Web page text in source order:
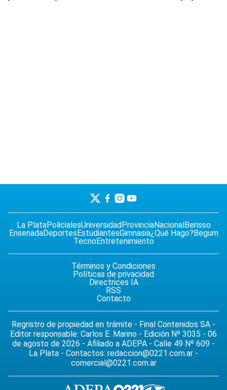
La PlataPolicialesUniversidadProvinciaNacionalBerisso
EnsenadaDeportesEstudiantesGimnasia¿Qué Hago?Begum
TecnoEntretenimiento
Términos y Condiciones
Políticas de privacidad
Directrices IA
RSS
Contacto
Regristro de propiedad en trámite - Final Contenidos SA -
Editor responsable: Carlos E. Marino - Edición Nº 3035 - 06
de agosto de 2026 - Afiliado a ADEPA - Calle 49 Nº 609 -
La Plata - Contactos: redaccion@0221.com.ar -
comercial@0221.com.ar